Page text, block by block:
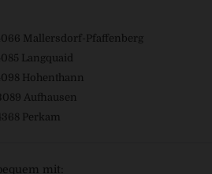
Mallersdorf-Pfaffenberg
Langquaid
Hohenthann
Aufhausen
Perkam
mit: